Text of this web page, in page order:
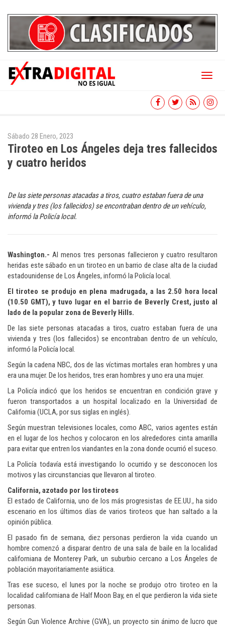
Toggle
Sábado 28 Enero, 2023
Tiroteo en Los Ángeles deja tres fallecidos
y cuatro heridos
De las siete personas atacadas a tiros, cuatro estaban fuera de una
vivienda y tres (los fallecidos) se encontraban dentro de un vehículo,
informó la Policía local.
Washington.- Al menos tres personas fallecieron y cuatro resultaron
heridas este sábado en un tiroteo en un barrio de clase alta de la ciudad
estadounidense de Los Ángeles, informó la Policía local.
El tiroteo se produjo en plena madrugada, a las 2.50 hora local
(10.50 GMT), y tuvo lugar en el barrio de Beverly Crest, justo al
lado de la popular zona de Beverly Hills.
De las siete personas atacadas a tiros, cuatro estaban fuera de una
vivienda y tres (los fallecidos) se encontraban dentro de un vehículo,
informó la Policía local.
Según la cadena NBC, dos de las víctimas mortales eran hombres y una
era una mujer. De los heridos, tres eran hombres y uno era una mujer.
La Policía indicó que los heridos se encuentran en condición grave y
fueron transportados a un hospital localizado en la Universidad de
California (UCLA, por sus siglas en inglés).
Según muestran televisiones locales, como ABC, varios agentes están
en el lugar de los hechos y colocaron en los alrededores cinta amarilla
para evitar que entren los viandantes en la zona donde ocurrió el suceso.
La Policía todavía está investigando lo ocurrido y se desconocen los
motivos y las circunstancias que llevaron al tiroteo.
California, azotado por los tiroteos
El estado de California, uno de los más progresistas de EE.UU., ha sido
escenario en los últimos días de varios tiroteos que han saltado a la
opinión pública.
El pasado fin de semana, diez personas perdieron la vida cuando un
hombre comenzó a disparar dentro de una sala de baile en la localidad
californiana de Monterey Park, un suburbio cercano a Los Ángeles de
población mayoritariamente asiática.
Tras ese suceso, el lunes por la noche se produjo otro tiroteo en la
localidad californiana de Half Moon Bay, en el que perdieron la vida siete
personas.
Según Gun Violence Archive (GVA), un proyecto sin ánimo de lucro que